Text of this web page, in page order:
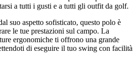
a tutti i gusti e a tutti gli outfit da golf.
suo aspetto sofisticato, questo polo è
le tue prestazioni sul campo. La
ergonomiche ti offrono una grande
di eseguire il tuo swing con facilità